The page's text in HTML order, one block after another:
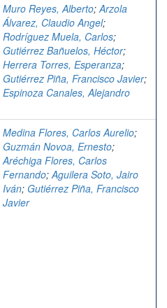
Muro Reyes, Alberto; Arzola
Álvarez, Claudio Angel;
Rodríguez Muela, Carlos;
Gutiérrez Bañuelos, Héctor;
Herrera Torres, Esperanza;
Gutiérrez Piña, Francisco Javier;
Espinoza Canales, Alejandro
Medina Flores, Carlos Aurelio;
Guzmán Novoa, Ernesto;
Aréchiga Flores, Carlos
Fernando; Aguilera Soto, Jairo
Iván; Gutiérrez Piña, Francisco
Javier